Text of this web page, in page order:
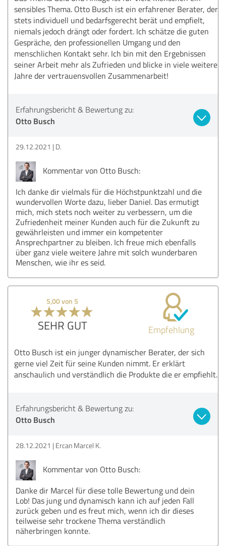
sensibles Thema. Otto Busch ist ein erfahrener Berater, der
stets individuell und bedarfsgerecht berät und empfielt,
niemals jedoch drängt oder fordert. Ich schätze die guten
Gespräche, den professionellen Umgang und den
menschlichen Kontakt sehr. Ich bin mit den Ergebnissen
seiner Arbeit mehr als Zufrieden und blicke in viele weitere
Jahre der vertrauensvollen Zusammenarbeit!
Erfahrungsbericht & Bewertung zu:
Otto Busch
29.12.2021 D.
Kommentar von Otto Busch:
Ich danke dir vielmals für die Höchstpunktzahl und die
wundervollen Worte dazu, lieber Daniel. Das ermutigt
mich, mich stets noch weiter zu verbessern, um die
Zufriedenheit meiner Kunden auch für die Zukunft zu
gewährleisten und immer ein kompetenter
Ansprechpartner zu bleiben. Ich freue mich ebenfalls
über ganz viele weitere Jahre mit solch wunderbaren
Menschen, wie ihr es seid.
5,00 von 5
SEHR GUT Empfehlung
Otto Busch ist ein junger dynamischer Berater, der sich
gerne viel Zeit für seine Kunden nimmt. Er erklärt
anschaulich und verständlich die Produkte die er empfiehlt.
Erfahrungsbericht & Bewertung zu:
Otto Busch
28.12.2021 Ercan Marcel K.
Kommentar von Otto Busch:
Danke dir Marcel für diese tolle Bewertung und dein
Lob! Das jung und dynamisch kann ich auf jeden Fall
zurück geben und es freut mich, wenn ich dir dieses
teilweise sehr trockene Thema verständlich
näherbringen konnte.